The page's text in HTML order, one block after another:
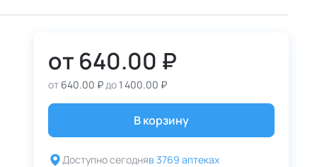
от 640.00 ₽
от 640.00 ₽до1 400.00 ₽
В корзину
Доступно сегодняв 3769 аптеках